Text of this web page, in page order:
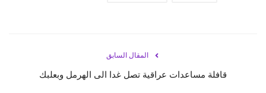
المقال السابق
قافلة مساعدات عراقية تصل غدا الى الهرمل وبعلبك